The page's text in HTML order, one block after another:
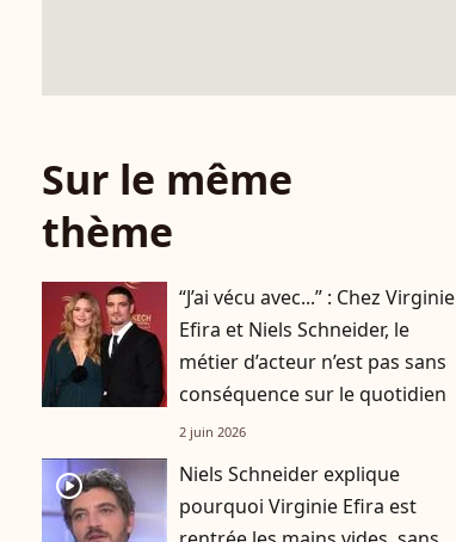
Sur le même
thème
“J’ai vécu avec...” : Chez Virginie
Efira et Niels Schneider, le
métier d’acteur n’est pas sans
conséquence sur le quotidien
2 juin 2026
player2
Niels Schneider explique
pourquoi Virginie Efira est